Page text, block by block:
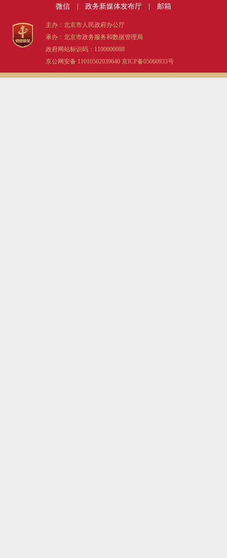
微信 政务新媒体发布厅 邮箱
主办：北京市人民政府办公厅
承办：北京市政务服务和数据管理局
政府网站标识码：1100000088
京公网安备 11010502039640 京ICP备05060933号